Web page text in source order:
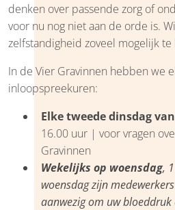
denken over passende zorg of
voor nu nog niet aan de orde is.
zelfstandigheid zoveel mogelijk
In de Vier Gravinnen hebben we
inloopspreekuren:
Elke tweede dinsdag
16.00 uur | voor vragen
Gravinnen
Wekelijks op woensdag,
woensdag zijn
aanwezig om uw bloeddruk